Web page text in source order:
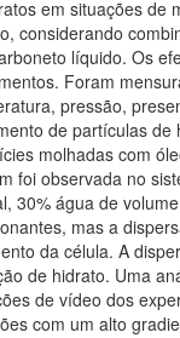
em situações de
considerando
líquido. Os
Foram
pressão,
de partículas
molhadas com
foi observada no
30% água de
mas a
da célula. A
de hidrato. Uma
de vídeo dos
com um alto